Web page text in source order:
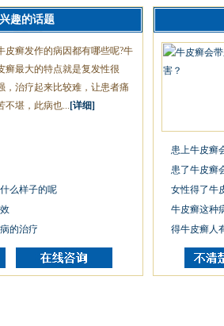
趣的话题
皮癣发作的病因都有哪些呢?牛
癣最大的特点就是复发性很
，治疗起来比较难，让患者痛
不堪，此病也... [详细]
么样子的呢
的治疗
患上牛皮癣
患了牛皮癣
女性得了牛
牛皮癣这种
得牛皮癣人